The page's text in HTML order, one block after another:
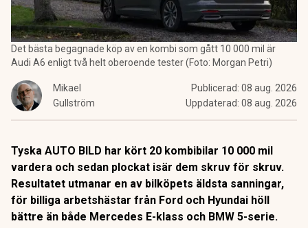
Det bästa begagnade köp av en kombi som gått 10 000 mil är
Audi A6 enligt två helt oberoende tester (Foto: Morgan Petri)
Mikael
Gullström
Publicerad: 08 aug. 2026
Uppdaterad: 08 aug. 2026
Tyska AUTO BILD har kört 20 kombibilar 10 000 mil
vardera och sedan plockat isär dem skruv för skruv.
Resultatet utmanar en av bilköpets äldsta sanningar,
för billiga arbetshästar från Ford och Hyundai höll
bättre än både Mercedes E-klass och BMW 5-serie.